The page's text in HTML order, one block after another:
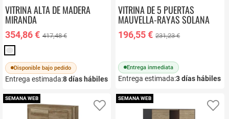
VITRINA ALTA DE MADERA
MIRANDA
354,86 € 417,48 €
Disponible bajo pedido
Entrega estimada:8días hábiles
VITRINA DE 5 PUERTAS
MAUVELLA-RAYAS SOLANA
196,55 € 231,23 €
Entrega inmediata
Entrega estimada:3días hábiles
SEMANA WEB
Añadir a favoritos
SEMANA WEB